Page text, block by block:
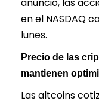
anuncio, las
en el NASDAQ
lunes.
Precio de las
mantienen
Las altcoins